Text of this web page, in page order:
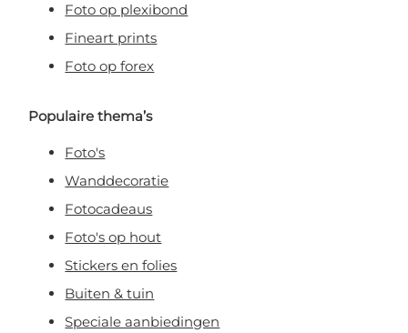
Foto op plexibond
Fineart prints
Foto op forex
Populaire thema’s
Foto's
Wanddecoratie
Fotocadeaus
Foto's op hout
Stickers en folies
Buiten & tuin
Speciale aanbiedingen